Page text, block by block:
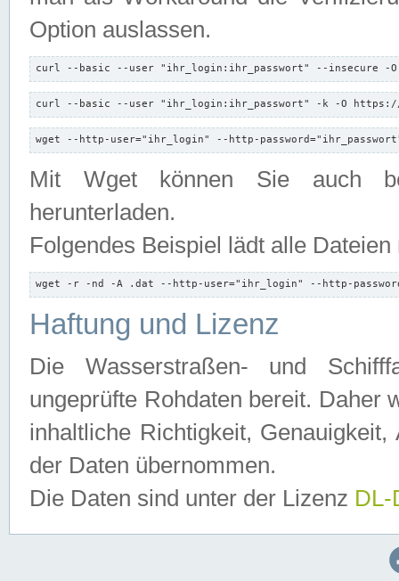
Option auslassen.
curl --basic --user "ihr_login:ihr_passwort" --insecure -
curl --basic --user "ihr_login:ihr_passwort" -k -O https://
wget --http-user="ihr_login" --http-
Mit Wget können Sie auch
herunterladen.
Folgendes Beispiel lädt alle
wget -r -nd -A .dat --http-user="ihr_login" --http-
Haftung und Lizenz
Die Wasserstraßen- und
ungeprüfte Rohdaten bereit. Daher
inhaltliche Richtigkeit,
der Daten übernommen.
Die Daten sind unter der Lizenz